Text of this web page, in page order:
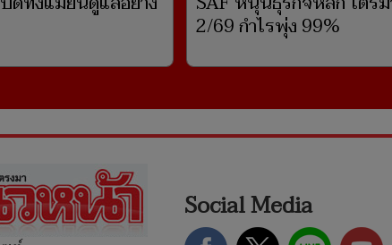
2/69 กำไรพุ่ง 99%
Social Media